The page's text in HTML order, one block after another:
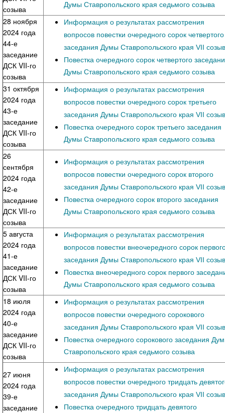
созыва
Думы Ставропольского края седьмого созыва
28 ноября
2024 года
44-е
заседание
ДСК VII-го
созыва
Информация о результатах рассмотрения
вопросов повестки очередного сорок четвертого
заседания Думы Ставропольского края VII
Повестка очередного сорок четвертого
Думы Ставропольского края седьмого созыва
31 октября
2024 года
43-е
заседание
ДСК VII-го
созыва
Информация о результатах рассмотрения
вопросов повестки очередного сорок третьего
заседания Думы Ставропольского края VII
Повестка очередного сорок третьего заседания
Думы Ставропольского края седьмого созыва
26
сентября
2024 года
42-е
заседание
ДСК VII-го
созыва
Информация о результатах рассмотрения
вопросов повестки очередного сорок второго
заседания Думы Ставропольского края VII
Повестка очередного сорок второго заседания
Думы Ставропольского края седьмого созыва
5 августа
2024 года
41-е
заседание
ДСК VII-го
созыва
Информация о результатах рассмотрения
вопросов повестки внеочередного сорок
заседания Думы Ставропольского края VII
Повестка внеочередного сорок первого
Думы Ставропольского края седьмого созыва
18 июля
2024 года
40-е
заседание
ДСК VII-го
созыва
Информация о результатах рассмотрения
вопросов повестки очередного сорокового
заседания Думы Ставропольского края VII
Повестка очередного сорокового заседания
Ставропольского края седьмого созыва
27 июня
2024 года
39-е
заседание
Информация о результатах рассмотрения
вопросов повестки очередного тридцать
заседания Думы Ставропольского края VII
Повестка очередного тридцать девятого